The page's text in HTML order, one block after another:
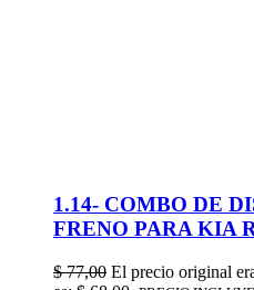
1.14- COMBO DE
FRENO PARA KIA
$77,00 El precio original